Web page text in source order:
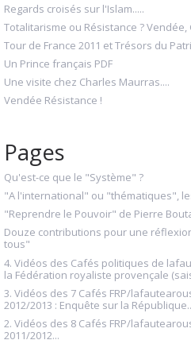
Regards croisés sur l'Islam.....
Totalitarisme ou Résistance ? Vendée,
Tour de France 2011 et Trésors du
Un Prince français PDF
Une visite chez Charles Maurras....
Vendée Résistance !
Pages
Qu'est-ce que le "Système" ?
"A l'international" ou "thématiques",
"Reprendre le Pouvoir" de Pierre
Douze contributions pour une
tous"
4. Vidéos des Cafés politiques de
la Fédération royaliste provençale
3. Vidéos des 7 Cafés FRP/
2012/2013 : Enquête sur la
2. Vidéos des 8 Cafés FRP/
2011/2012...